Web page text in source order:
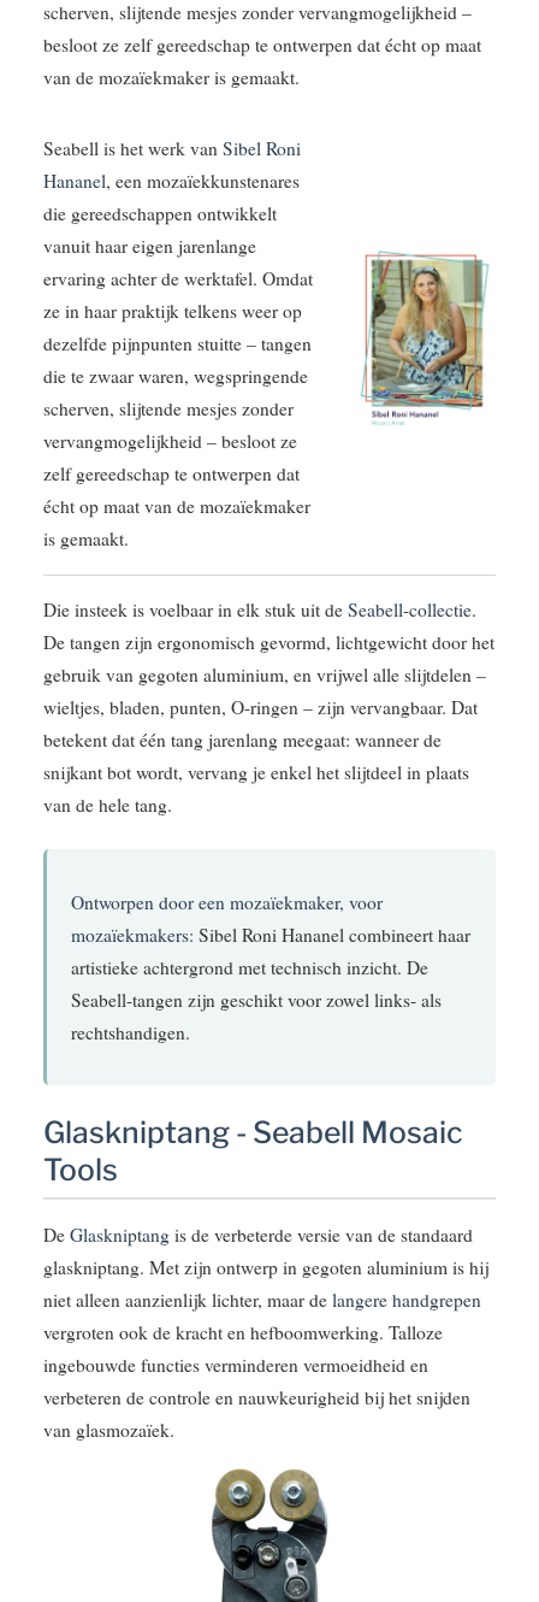
scherven, slijtende mesjes zonder vervangmogelijkheid –
besloot ze zelf gereedschap te ontwerpen dat écht op maat
van de mozaïekmaker is gemaakt.
Seabell is het werk van Sibel Roni
Hananel, een mozaïekkunstenares
die gereedschappen ontwikkelt
vanuit haar eigen jarenlange
ervaring achter de werktafel. Omdat
ze in haar praktijk telkens weer op
dezelfde pijnpunten stuitte – tangen
die te zwaar waren, wegspringende
scherven, slijtende mesjes zonder
vervangmogelijkheid – besloot ze
zelf gereedschap te ontwerpen dat
écht op maat van de mozaïekmaker
is gemaakt.
Die insteek is voelbaar in elk stuk uit de Seabell-collectie.
De tangen zijn ergonomisch gevormd, lichtgewicht door het
gebruik van gegoten aluminium, en vrijwel alle slijtdelen –
wieltjes, bladen, punten, O-ringen – zijn vervangbaar. Dat
betekent dat één tang jarenlang meegaat: wanneer de
snijkant bot wordt, vervang je enkel het slijtdeel in plaats
van de hele tang.
Ontworpen door een mozaïekmaker, voor
mozaïekmakers: Sibel Roni Hananel combineert haar
artistieke achtergrond met technisch inzicht. De
Seabell-tangen zijn geschikt voor zowel links- als
rechtshandigen.
Glaskniptang - Seabell Mosaic
Tools
De Glaskniptang is de verbeterde versie van de standaard
glaskniptang. Met zijn ontwerp in gegoten aluminium is hij
niet alleen aanzienlijk lichter, maar de langere handgrepen
vergroten ook de kracht en hefboomwerking. Talloze
ingebouwde functies verminderen vermoeidheid en
verbeteren de controle en nauwkeurigheid bij het snijden
van glasmozaïek.